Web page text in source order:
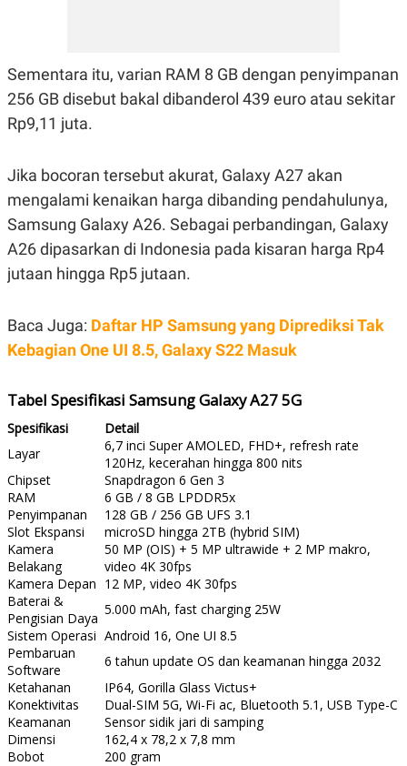
Sementara itu, varian RAM 8 GB dengan penyimpanan
256 GB disebut bakal dibanderol 439 euro atau sekitar
Rp9,11 juta.
Jika bocoran tersebut akurat, Galaxy A27 akan
mengalami kenaikan harga dibanding pendahulunya,
Samsung Galaxy A26. Sebagai perbandingan, Galaxy
A26 dipasarkan di Indonesia pada kisaran harga Rp4
jutaan hingga Rp5 jutaan.
Baca Juga: Daftar HP Samsung yang Diprediksi Tak
Kebagian One UI 8.5, Galaxy S22 Masuk
Tabel Spesifikasi Samsung Galaxy A27 5G
Spesifikasi
Detail
Layar
6,7 inci Super AMOLED, FHD+, refresh rate
120Hz, kecerahan hingga 800 nits
Chipset
Snapdragon 6 Gen 3
RAM
6 GB / 8 GB LPDDR5x
Penyimpanan
128 GB / 256 GB UFS 3.1
Slot Ekspansi
microSD hingga 2TB (hybrid SIM)
Kamera
Belakang
50 MP (OIS) + 5 MP ultrawide + 2 MP makro,
video 4K 30fps
Kamera Depan 12 MP, video 4K 30fps
Baterai &
Pengisian Daya
5.000 mAh, fast charging 25W
Sistem Operasi Android 16, One UI 8.5
Pembaruan
Software
6 tahun update OS dan keamanan hingga 2032
Ketahanan
IP64, Gorilla Glass Victus+
Konektivitas
Dual-SIM 5G, Wi-Fi ac, Bluetooth 5.1, USB Type-C
Keamanan
Sensor sidik jari di samping
Dimensi
162,4 x 78,2 x 7,8 mm
Bobot
200 gram